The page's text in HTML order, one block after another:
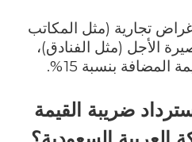
تجارية (مثل المكاتب
الأجل (مثل الفنادق)،
بنسبة 15%.
ضريبة القيمة